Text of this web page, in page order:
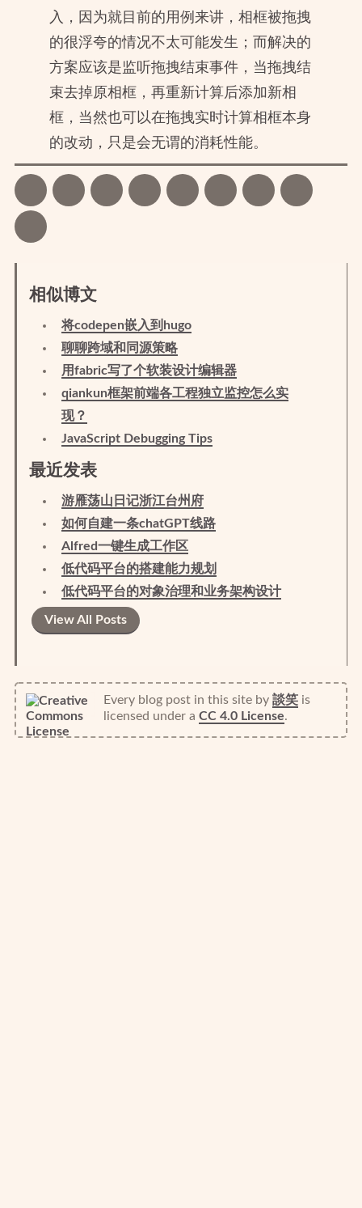
入，因为就目前的用例来讲，相框被拖拽
的很浮夸的情况不太可能发生；而解决的
方案应该是监听拖拽结束事件，当拖拽结
束去掉原相框，再重新计算后添加新相
框，当然也可以在拖拽实时计算相框本身
的改动，只是会无谓的消耗性能。
相似博文
将codepen嵌入到hugo
聊聊跨域和同源策略
用fabric写了个软装设计编辑器
qiankun框架前端各工程独立监控怎么实
现？
JavaScript Debugging Tips
最近发表
游雁荡山日记浙江台州府
如何自建一条chatGPT线路
Alfred一键生成工作区
低代码平台的搭建能力规划
低代码平台的对象治理和业务架构设计
View All Posts
Every blog post in this siteby 談笑is
licensed under a CC 4.0 License.